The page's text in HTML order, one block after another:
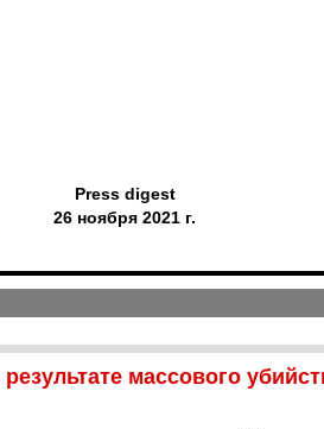
Press digest
26 ноября 2021 г.
массового